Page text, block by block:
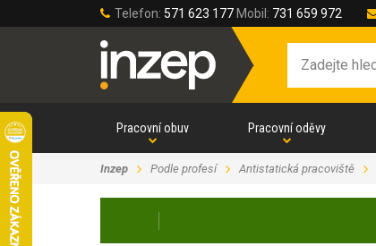
Telefon: 571 623 177 Mobil: 731 659 972
Pracovní obuv Pracovní oděvy
Inzep Podle profesí Antistatická pracoviště